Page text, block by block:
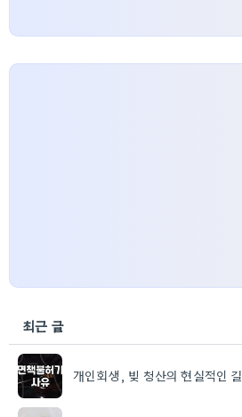
최근 글
개인회생, 빚 청산의 현실적인 길